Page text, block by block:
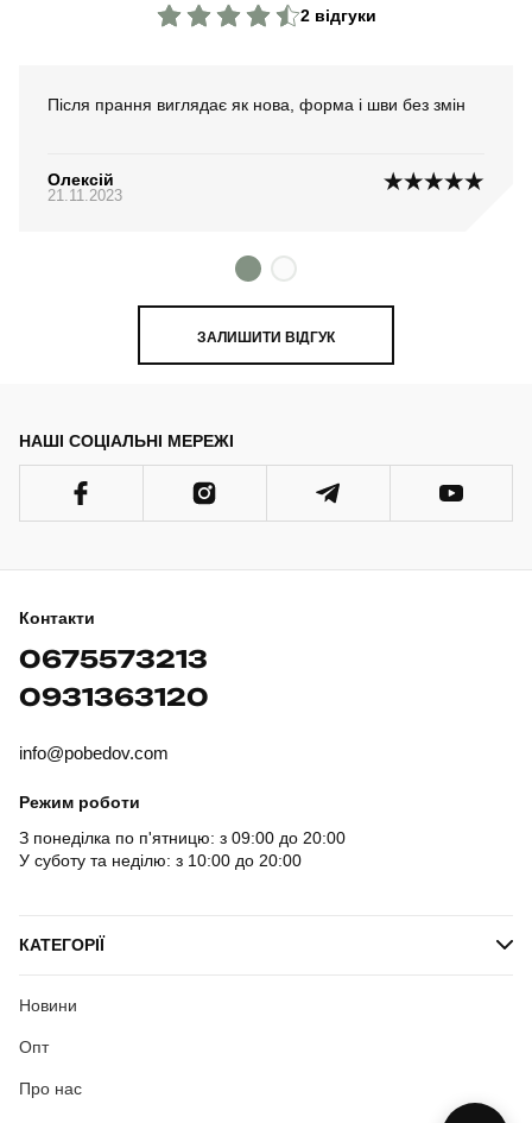
2 відгуки
Після прання виглядає як нова, форма і шви без змін
Олексій
21.11.2023
ЗАЛИШИТИ ВІДГУК
НАШІ СОЦІАЛЬНІ МЕРЕЖІ
Контакти
0675573213
0931363120
info@pobedov.com
Режим роботи
З понеділка по п'ятницю: з 09:00 до 20:00
У суботу та неділю: з 10:00 до 20:00
КАТЕГОРІЇ
Новини
Опт
Про нас